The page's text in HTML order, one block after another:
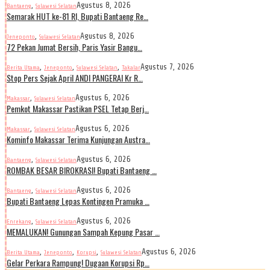
Bantaeng, Sulawesi SelatanAgustus 8, 2026
Semarak HUT ke-81 RI, Bupati Bantaeng Re…
Jeneponto, Sulawesi SelatanAgustus 8, 2026
72 Pekan Jumat Bersih, Paris Yasir Bangu…
Berita Utama, Jeneponto, Sulawesi Selatan, TakalarAgustus 7, 2026
Stop Pers Sejak April ANDI PANGERAI Kr R…
Makassar, Sulawesi SelatanAgustus 6, 2026
Pemkot Makassar Pastikan PSEL Tetap Berj…
Makassar, Sulawesi SelatanAgustus 6, 2026
Kominfo Makassar Terima Kunjungan Austra…
Bantaeng, Sulawesi SelatanAgustus 6, 2026
ROMBAK BESAR BIROKRASI! Bupati Bantaeng …
Bantaeng, Sulawesi SelatanAgustus 6, 2026
Bupati Bantaeng Lepas Kontingen Pramuka …
Enrekang, Sulawesi SelatanAgustus 6, 2026
MEMALUKAN! Gunungan Sampah Kepung Pasar …
Berita Utama, Jeneponto, Korupsi, Sulawesi SelatanAgustus 6, 2026
Gelar Perkara Rampung! Dugaan Korupsi Rp…